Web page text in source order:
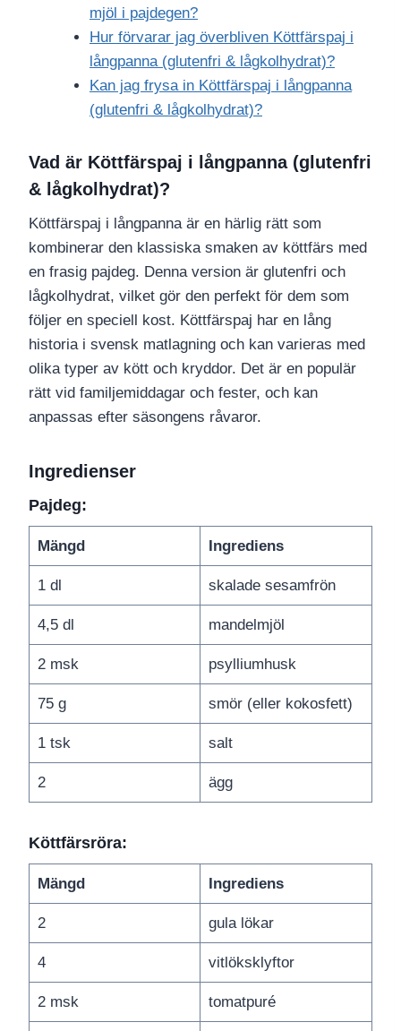
mjöl i pajdegen?
Hur förvarar jag överbliven Köttfärspaj i
långpanna (glutenfri & lågkolhydrat)?
Kan jag frysa in Köttfärspaj i långpanna
(glutenfri & lågkolhydrat)?
Vad är Köttfärspaj i långpanna (glutenfri
& lågkolhydrat)?
Köttfärspaj i långpanna är en härlig rätt som
kombinerar den klassiska smaken av köttfärs med
en frasig pajdeg. Denna version är glutenfri och
lågkolhydrat, vilket gör den perfekt för dem som
följer en speciell kost. Köttfärspaj har en lång
historia i svensk matlagning och kan varieras med
olika typer av kött och kryddor. Det är en populär
rätt vid familjemiddagar och fester, och kan
anpassas efter säsongens råvaror.
Ingredienser
Pajdeg:
Mängd Ingrediens
1 dl skalade sesamfrön
4,5 dl mandelmjöl
2 msk psylliumhusk
75 g smör (eller kokosfett)
1 tsk salt
2 ägg
Köttfärsröra:
Mängd Ingrediens
2 gula lökar
4 vitlöksklyftor
2 msk tomatpuré